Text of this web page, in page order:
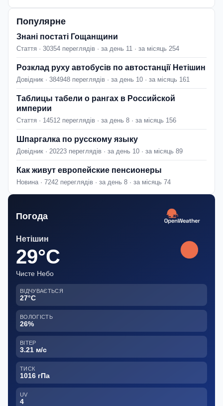
Популярне
Знані постаті Гощанщини
Стаття · 30354 переглядів · за день 11 · за місяць 254
Розклад руху автобусів по автостанції Нетішин
Довідник · 384948 переглядів · за день 10 · за місяць 161
Таблицы табели о рангах в Российской
империи
Стаття · 14512 переглядів · за день 8 · за місяць 156
Шпаргалка по русскому языку
Довідник · 20223 переглядів · за день 10 · за місяць 89
Как живут европейские пенсионеры
Новина · 7242 переглядів · за день 8 · за місяць 74
Погода
Нетішин
29°C
Чисте Небо
ВІДЧУВАЄТЬСЯ
27°C
ВОЛОГІСТЬ
26%
ВІТЕР
3.21 м/с
ТИСК
1016 гПа
UV
4